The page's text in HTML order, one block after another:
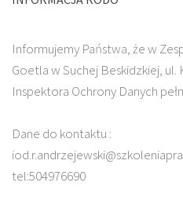
Informujemy Państwa, że w
Goetla w Suchej Beskidzkiej, ul.
Inspektora Ochrony Danych
Dane do kontaktu :
tel:504976690